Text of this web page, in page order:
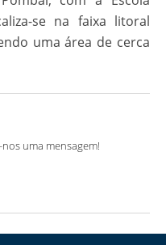
se na faixa litoral
uma área de cerca
uma mensagem!